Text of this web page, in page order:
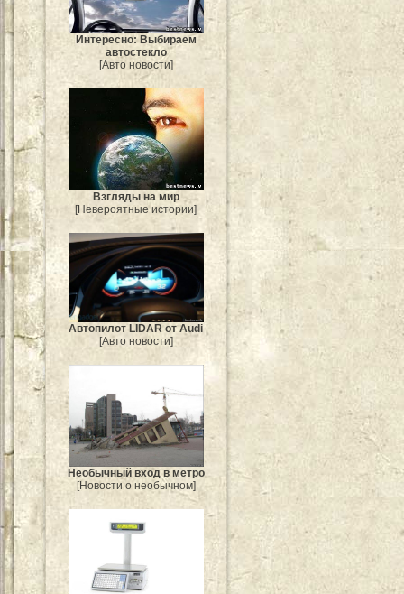
Интересно: Выбираем
автостекло
[Авто новости]
Взгляды на мир
[Невероятные истории]
Автопилот LIDAR от Audi
[Авто новости]
Необычный вход в метро
[Новости о необычном]